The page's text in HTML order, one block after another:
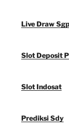
Live Draw
Slot Deposit
Slot Indosat
Prediksi Sdy